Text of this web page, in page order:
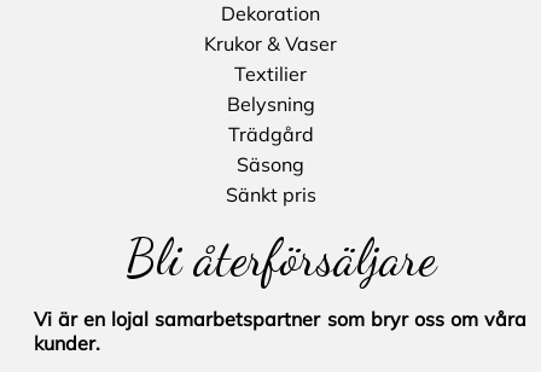
Dekoration
Krukor & Vaser
Textilier
Belysning
Trädgård
Säsong
Sänkt pris
Bli återförsäljare
Vi är en lojal samarbetspartner som bryr oss om våra
kunder.